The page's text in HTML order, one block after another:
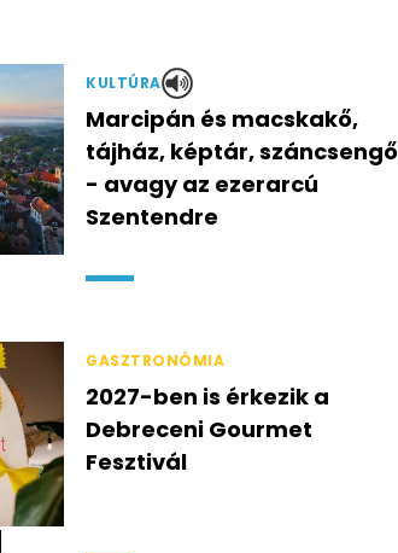
KULTÚRA
Marcipán és macskakő,
tájház, képtár, száncsengő
- avagy az ezerarcú
Szentendre
GASZTRONÓMIA
2027-ben is érkezik a
Debreceni Gourmet
Fesztivál